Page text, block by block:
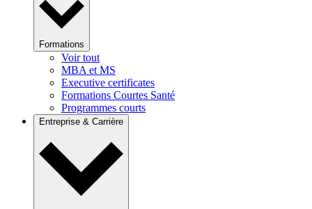
Formations
Voir tout
MBA et MS
Executive certificates
Formations Courtes Santé
Programmes courts
Entreprise & Carrière